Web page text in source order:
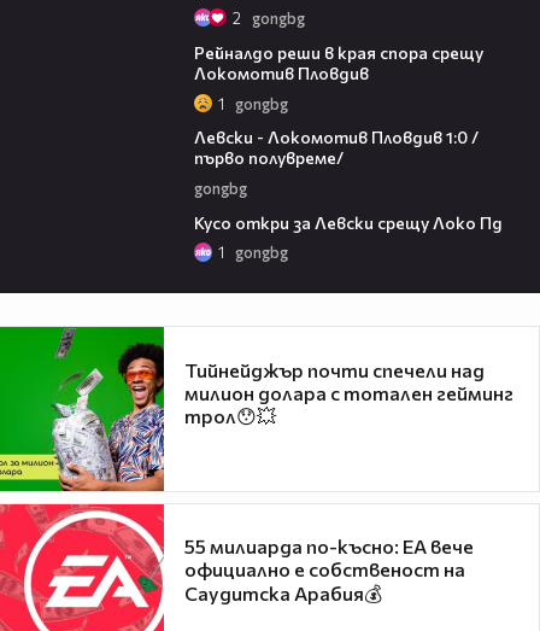
2 gongbg
Рейналдо реши в края спора срещу
Локомотив Пловдив
1 gongbg
Левски - Локомотив Пловдив 1:0 /
първо полувреме/
gongbg
Кусо откри за Левски срещу Локо Пд
1 gongbg
Тийнейджър почти спечели над
милион долара с тотален гейминг
трол😯💥
55 милиарда по-късно: EA вече
официално е собственост на
Саудитска Арабия💰